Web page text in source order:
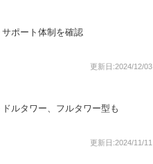
ポート体制を確認
更新日:2024/12/03
ルタワー、フルタワー型も
更新日:2024/11/11